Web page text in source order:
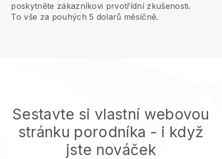
poskytněte zákazníkovi prvotřídní zkušenosti.
To vše za pouhých 5 dolarů měsíčně.
Sestavte si vlastní webovou
stránku porodníka - i když
jste nováček